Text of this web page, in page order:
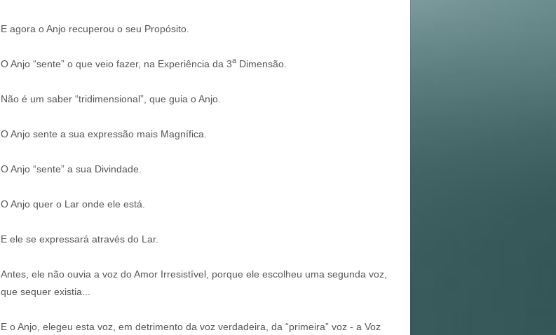
E agora o Anjo recuperou o seu Propósito.
O Anjo “sente” o que veio fazer, na Experiência da 3a Dimensão.
Não é um saber “tridimensional”, que guia o Anjo.
O Anjo sente a sua expressão mais Magnífica.
O Anjo “sente” a sua Divindade.
O Anjo quer o Lar onde ele está.
E ele se expressará através do Lar.
Antes, ele não ouvia a voz do Amor Irresistível, porque ele escolheu uma segunda voz,
que sequer existia...
E o Anjo, elegeu esta voz, em detrimento da voz verdadeira, da “primeira” voz - a Voz